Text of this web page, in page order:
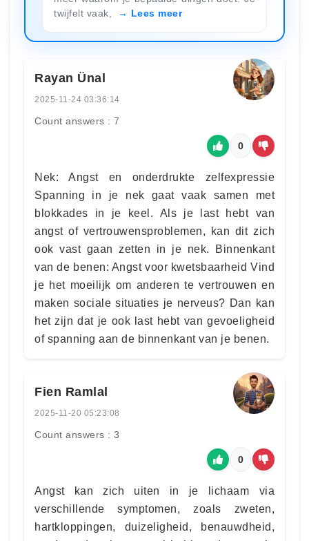
twijfelt vaak,
Lees meer
Rayan Ünal
2025-11-24 03:36:14
Count answers : 7
0
Nek: Angst en onderdrukte zelfexpressie
Spanning in je nek gaat vaak samen met
blokkades in je keel. Als je last hebt van
angst of vertrouwensproblemen, kan dit zich
ook vast gaan zetten in je nek. Binnenkant
van de benen: Angst voor kwetsbaarheid Vind
je het moeilijk om anderen te vertrouwen en
maken sociale situaties je nerveus? Dan kan
het zijn dat je ook last hebt van gevoeligheid
of spanning aan de binnenkant van je benen.
Fien Ramlal
2025-11-20 05:23:08
Count answers : 3
0
Angst kan zich uiten in je lichaam via
verschillende symptomen, zoals zweten,
hartkloppingen, duizeligheid, benauwdheid,